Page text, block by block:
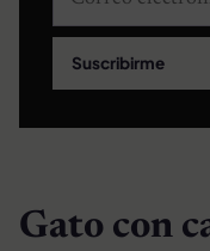
Suscribirme
Gato con